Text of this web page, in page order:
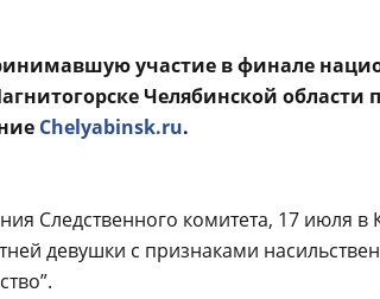
участие в финале
Челябинской
Chelyabinsk.ru.
Следственного комитета, 17 июля
девушки с признаками